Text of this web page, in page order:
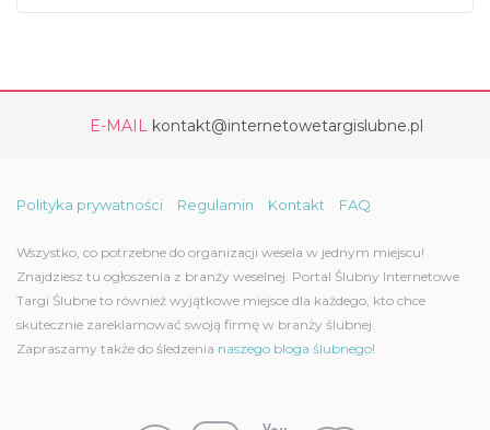
E-MAIL kontakt@internetowetargislubne.pl
Polityka prywatności Regulamin Kontakt FAQ
Wszystko, co potrzebne do organizacji wesela w jednym miejscu!
Znajdziesz tu ogłoszenia z branży weselnej. Portal Ślubny Internetowe
Targi Ślubne to również wyjątkowe miejsce dla każdego, kto chce
skutecznie zareklamować swoją firmę w branży ślubnej.
Zapraszamy także do śledzenia naszego bloga ślubnego!